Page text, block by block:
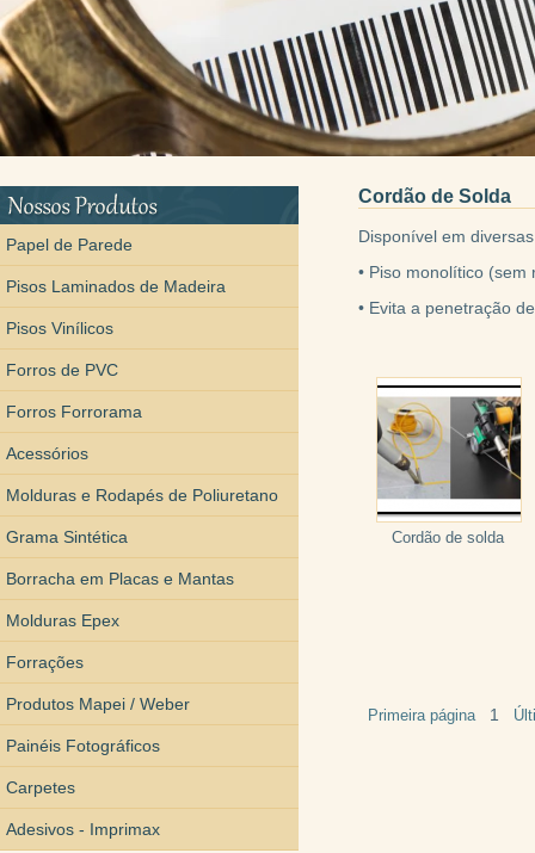
Papel de Parede
Pisos Laminados de Madeira
Pisos Vinílicos
Forros de PVC
Forros Forrorama
Acessórios
Molduras e Rodapés de Poliuretano
Grama Sintética
Borracha em Placas e Mantas
Molduras Epex
Forrações
Produtos Mapei / Weber
Painéis Fotográficos
Carpetes
Adesivos - Imprimax
Cordão de Solda
Disponível em
• Piso monolítico
• Evita a penetração
Cordão de solda
Primeira página 1